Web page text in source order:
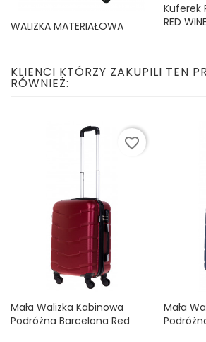
WALIZKA MATERIAŁOWA
Cena
139,99 zł
Kuferek
RED WINE
KLIENCI KTÓRZY ZAKUPILI TEN
RÓWNIEŻ:
Mała Walizka Kabinowa
Podróżna Barcelona Red
favorite_border
Mała